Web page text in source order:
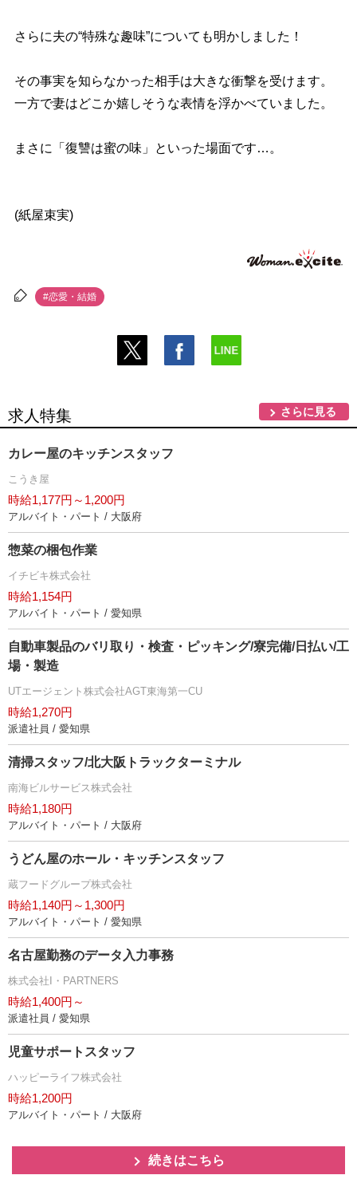
さらに夫の“特殊な趣味”についても明かしました！
その事実を知らなかった相手は大きな衝撃を受けます。
一方で妻はどこか嬉しそうな表情を浮かべていました。
まさに「復讐は蜜の味」といった場面です…。
(紙屋束実)
#恋愛・結婚
求人特集 さらに見る
カレー屋のキッチンスタッフ
こうき屋
時給1,177円～1,200円
アルバイト・パート / 大阪府
惣菜の梱包作業
イチビキ株式会社
時給1,154円
アルバイト・パート / 愛知県
自動車製品のバリ取り・検査・ピッキング/寮完備/日払い/工
場・製造
UTエージェント株式会社AGT東海第一CU
時給1,270円
派遣社員 / 愛知県
清掃スタッフ/北大阪トラックターミナル
南海ビルサービス株式会社
時給1,180円
アルバイト・パート / 大阪府
うどん屋のホール・キッチンスタッフ
蔵フードグループ株式会社
時給1,140円～1,300円
アルバイト・パート / 愛知県
名古屋勤務のデータ入力事務
株式会社I・PARTNERS
時給1,400円～
派遣社員 / 愛知県
児童サポートスタッフ
ハッピーライフ株式会社
時給1,200円
アルバイト・パート / 大阪府
続きはこちら